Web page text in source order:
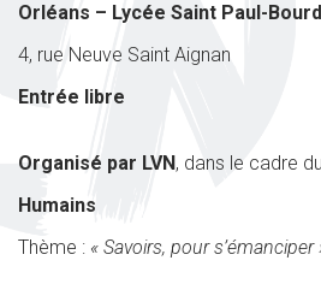
Orléans – Lycée Saint Paul-
4, rue Neuve Saint Aignan
Entrée libre
Organisé par LVN, dans le cadre du
Humains
Thème : « Savoirs, pour s’émanciper